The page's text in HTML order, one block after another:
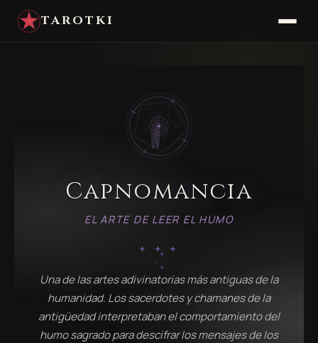
TAROTKI
✦
✧ ✦
✧
✦
Capnomancia
EL ARTE DE LEER EL HUMO
✦ ✦ ✦
Una de las artes adivinatorias más antiguas de la
humanidad. Los sacerdotes y chamanes de la
antigüedad interpretaban el comportamiento del
humo sagrado para descifrar los mensajes de los